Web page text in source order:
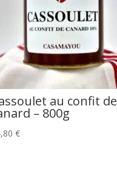
au confit de
– 800g
€